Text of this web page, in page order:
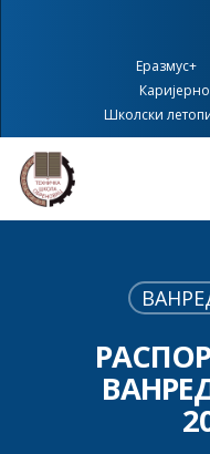
Еразмус+
Школски